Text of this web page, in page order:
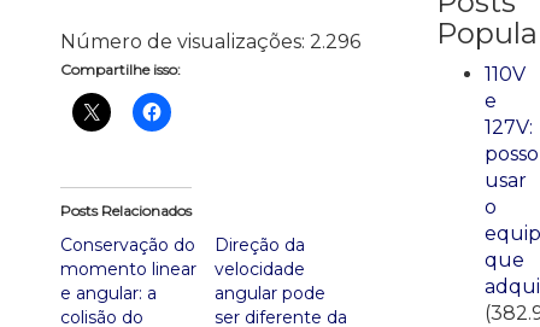
Número de visualizações: 2.296
Compartilhe isso:
Posts Relacionados
Conservação do
momento linear
e angular: a
colisão do
Direção da
velocidade
angular pode
ser diferente da
110V
e
127V:
posso
usar
o
que